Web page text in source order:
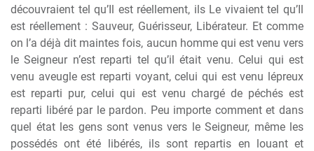
découvraient tel qu’Il est réellement, ils Le vivaient tel qu’Il
est réellement : Sauveur, Guérisseur, Libérateur. Et comme
on l’a déjà dit maintes fois, aucun homme qui est venu vers
le Seigneur n’est reparti tel qu’il était venu. Celui qui est
venu aveugle est reparti voyant, celui qui est venu lépreux
est reparti pur, celui qui est venu chargé de péchés est
reparti libéré par le pardon. Peu importe comment et dans
quel état les gens sont venus vers le Seigneur, même les
possédés ont été libérés, ils sont repartis en louant et